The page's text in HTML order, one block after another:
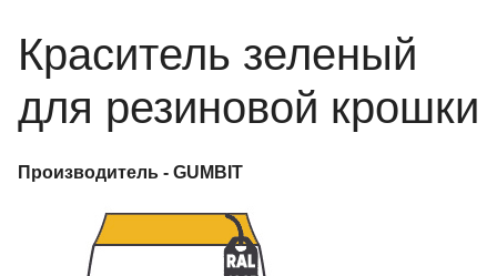
Отзывы Цветовой конструктор
Краситель зеленый
для резиновой крошки
Производитель - GUMBIT